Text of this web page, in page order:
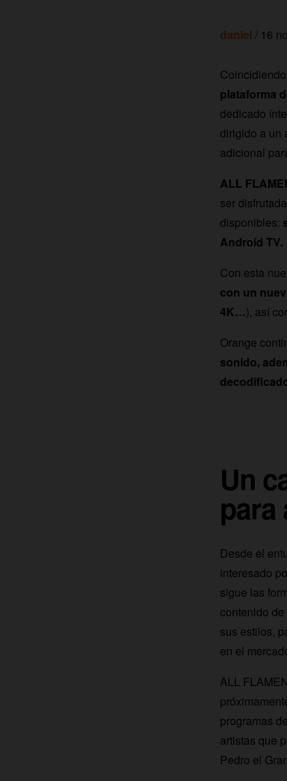
daniel / 16
plataforma
dedicado
dirigido a un
adicional
ALL
ser
disponibles:
Android TV.
Con esta
con un
4K…), así
Orange
sonido,
Un
para
Desde el
interesado
sigue las
contenido
sus estilos,
en el
ALL
programas
artistas que
Pedro el